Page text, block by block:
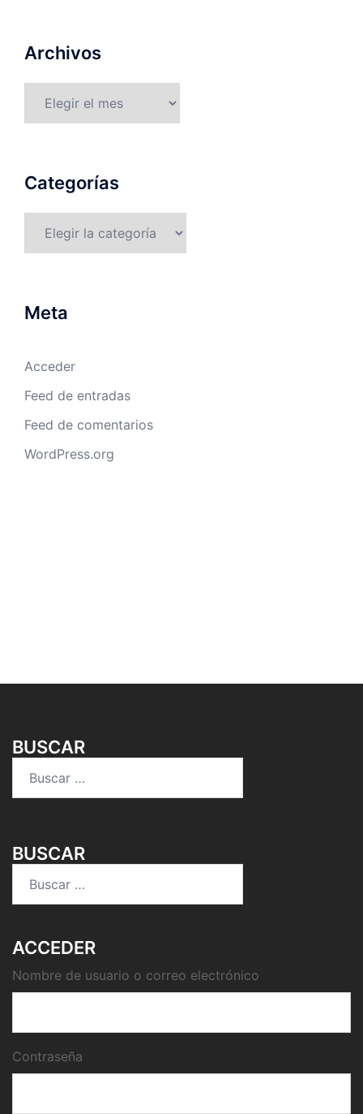
Archivos
Categorías
Meta
Acceder
Feed de entradas
Feed de comentarios
WordPress.org
BUSCAR
BUSCAR
ACCEDER
Nombre de usuario o correo electrónico
Contraseña